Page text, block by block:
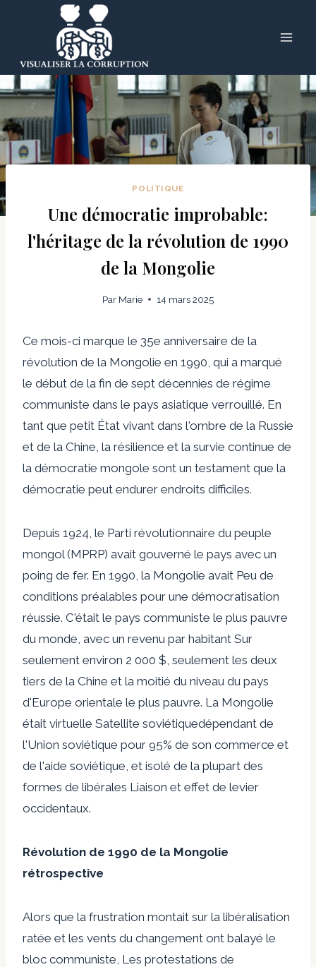
POLITIQUE
Une démocratie improbable:
l'héritage de la révolution de 1990
de la Mongolie
Par Marie 14 mars 2025
Ce mois-ci marque le 35e anniversaire de la
révolution de la Mongolie en 1990, qui a marqué
le début de la fin de sept décennies de régime
communiste dans le pays asiatique verrouillé. En
tant que petit État vivant dans l'ombre de la Russie
et de la Chine, la résilience et la survie continue de
la démocratie mongole sont un testament que la
démocratie peut endurer endroits difficiles.
Depuis 1924, le Parti révolutionnaire du peuple
mongol (MPRP) avait gouverné le pays avec un
poing de fer. En 1990, la Mongolie avait Peu de
conditions préalables pour une démocratisation
réussie. C'était le pays communiste le plus pauvre
du monde, avec un revenu par habitant Sur
seulement environ 2 000 $, seulement les deux
tiers de la Chine et la moitié du niveau du pays
d'Europe orientale le plus pauvre. La Mongolie
était virtuelle Satellite soviétiquedépendant de
l'Union soviétique pour 95% de son commerce et
de l'aide soviétique, et isolé de la plupart des
formes de libérales Liaison et effet de levier
occidentaux.
Révolution de 1990 de la Mongolie
rétrospective
Alors que la frustration montait sur la libéralisation
ratée et les vents du changement ont balayé le
bloc communiste, Les protestations de